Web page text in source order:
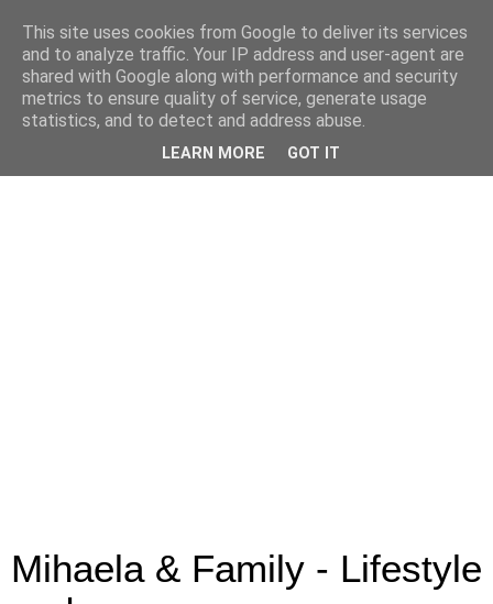
Mihaela & Family - Lifestyle
This site uses cookies from Google to deliver its services
and to analyze traffic. Your IP address and user-agent are
shared with Google along with performance and security
metrics to ensure quality of service, generate usage
statistics, and to detect and address abuse.
LEARN MORE GOT IT